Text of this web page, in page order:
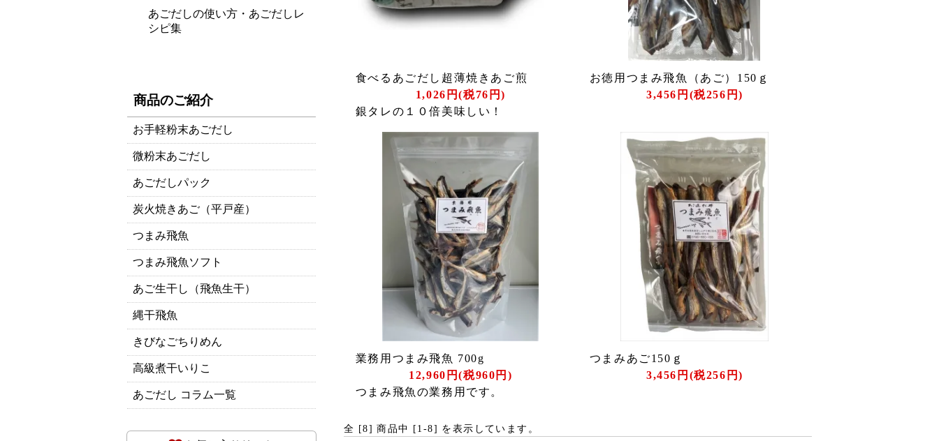
食べるあごだし超薄焼きあご煎
1,026円(税76円)
銀タレの１０倍美味しい！
お徳用つまみ飛魚（あご）150ｇ
3,456円(税256円)
業務用つまみ飛魚 700g
12,960円(税960円)
つまみ飛魚の業務用です。
つまみあご150ｇ
3,456円(税256円)
全 [8] 商品中 [ 1 -8] を表示しています。
あごだしの使い方・あごだしレ
シピ集
商品のご紹介
お手軽粉末あごだし
微粉末あごだし
あごだしパック
炭火焼きあご（平戸産）
つまみ飛魚
つまみ飛魚ソフト
あご生干し（飛魚生干）
縄干飛魚
きびなごちりめん
高級煮干いりこ
あごだし コラム一覧